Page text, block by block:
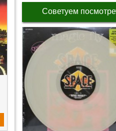
Советуем